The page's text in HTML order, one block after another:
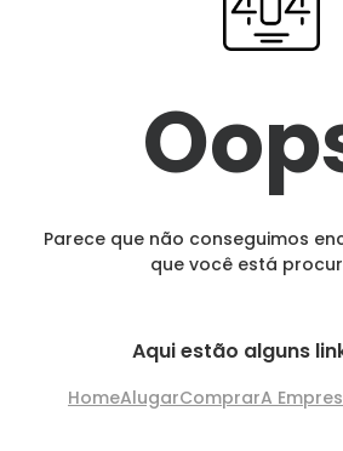
Parece que não conseguimos
que você está
Aqui estão alguns
HomeAlugarComprarA